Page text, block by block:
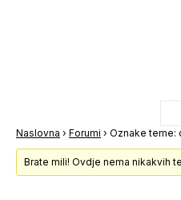
Naslovna › Forumi › Oznake teme:
Brate mili! Ovdje nema nikakvih